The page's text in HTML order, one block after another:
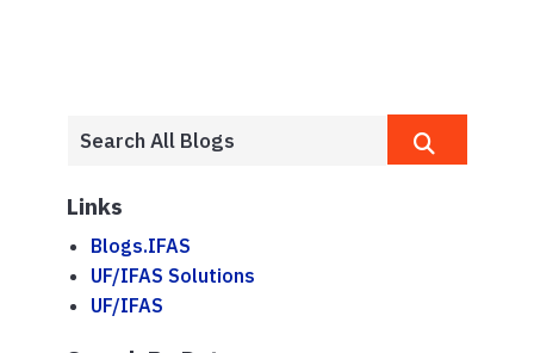
Links
Blogs.IFAS
UF/IFAS Solutions
UF/IFAS